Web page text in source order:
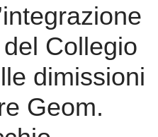
Collegio
dimissioni
Geom.